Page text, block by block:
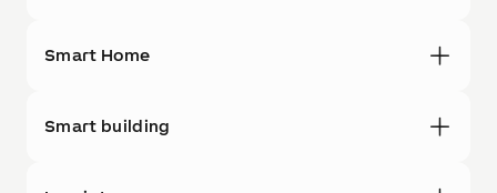
Smart Home
Smart building